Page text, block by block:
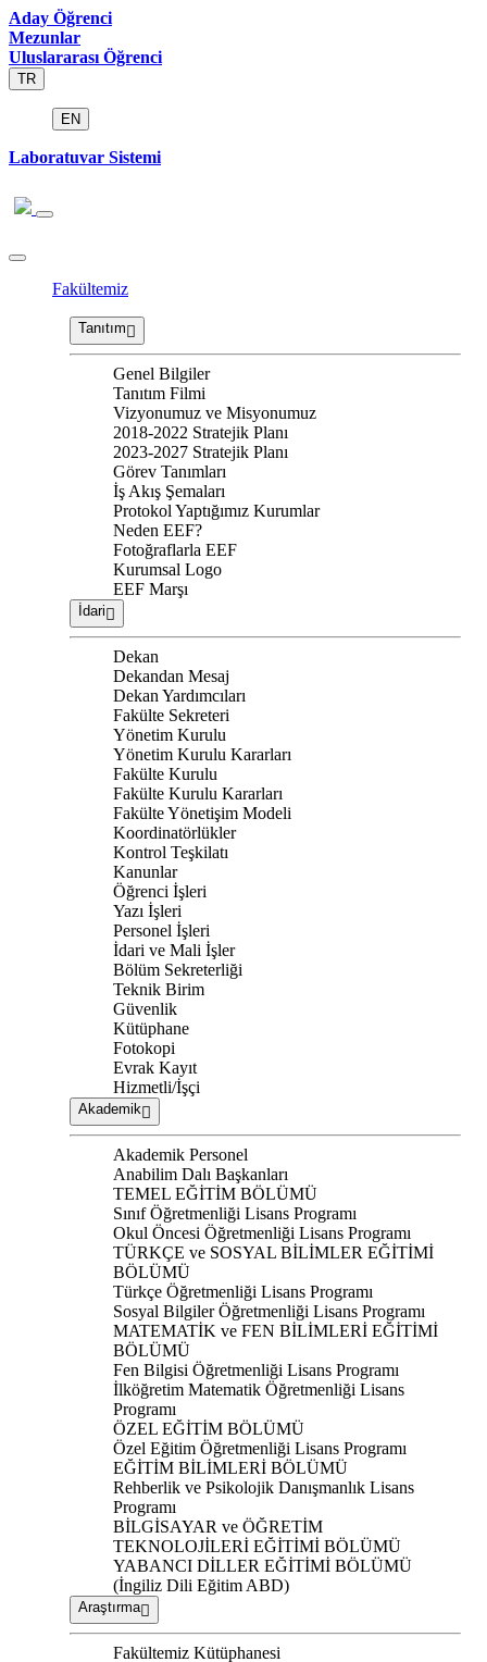
Aday Öğrenci
Mezunlar
Uluslararası Öğrenci
TR
EN
Laboratuvar Sistemi
Fakültemiz
Tanıtım
Genel Bilgiler
Tanıtım Filmi
Vizyonumuz ve Misyonumuz
2018-2022 Stratejik Planı
2023-2027 Stratejik Planı
Görev Tanımları
İş Akış Şemaları
Protokol Yaptığımız Kurumlar
Neden EEF?
Fotoğraflarla EEF
Kurumsal Logo
EEF Marşı
İdari
Dekan
Dekandan Mesaj
Dekan Yardımcıları
Fakülte Sekreteri
Yönetim Kurulu
Yönetim Kurulu Kararları
Fakülte Kurulu
Fakülte Kurulu Kararları
Fakülte Yönetişim Modeli
Koordinatörlükler
Kontrol Teşkilatı
Kanunlar
Öğrenci İşleri
Yazı İşleri
Personel İşleri
İdari ve Mali İşler
Bölüm Sekreterliği
Teknik Birim
Güvenlik
Kütüphane
Fotokopi
Evrak Kayıt
Hizmetli/İşçi
Akademik
Akademik Personel
Anabilim Dalı Başkanları
TEMEL EĞİTİM BÖLÜMÜ
Sınıf Öğretmenliği Lisans Programı
Okul Öncesi Öğretmenliği Lisans Programı
TÜRKÇE ve SOSYAL BİLİMLER EĞİTİMİ
BÖLÜMÜ
Türkçe Öğretmenliği Lisans Programı
Sosyal Bilgiler Öğretmenliği Lisans Programı
MATEMATİK ve FEN BİLİMLERİ EĞİTİMİ
BÖLÜMÜ
Fen Bilgisi Öğretmenliği Lisans Programı
İlköğretim Matematik Öğretmenliği Lisans
Programı
ÖZEL EĞİTİM BÖLÜMÜ
Özel Eğitim Öğretmenliği Lisans Programı
EĞİTİM BİLİMLERİ BÖLÜMÜ
Rehberlik ve Psikolojik Danışmanlık Lisans
Programı
BİLGİSAYAR ve ÖĞRETİM
TEKNOLOJİLERİ EĞİTİMİ BÖLÜMÜ
YABANCI DİLLER EĞİTİMİ BÖLÜMÜ
(İngiliz Dili Eğitim ABD)
Araştırma
Fakültemiz Kütüphanesi